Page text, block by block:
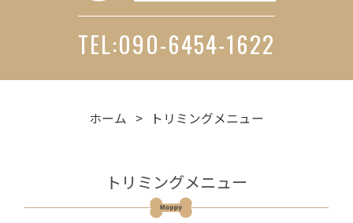
TEL:090-6454-1622
ホーム トリミングメニュー
トリミングメニュー